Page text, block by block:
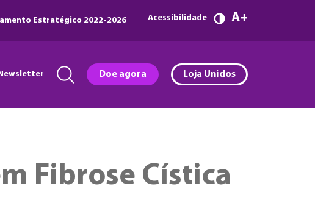
Estratégico 2022-2026 Acessibilidade A
Doe agora Loja Unidos
Fibrose Cística